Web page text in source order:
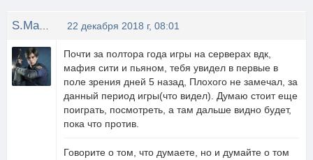
22 декабря 2018 г, 08:01
Почти за полтора года игры на серверах вдк,
мафия сити и пьяном, тебя увидел в первые в
поле зрения дней 5 назад, Плохого не замечал, за
данный период игры(что видел). Думаю стоит еще
поиграть, посмотреть, а там дальше видно будет,
пока что против.
Говорите о том, что думаете, но и думайте о том